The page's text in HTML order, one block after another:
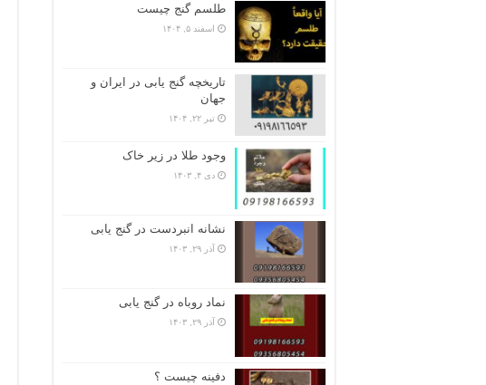
طلسم گنج چیست
اسفند ۵, ۱۴۰۴
تاریخچه گنج‌ یابی در ایران و
جهان
تیر ۲۲, ۱۴۰۴
وجود طلا در زیر خاک
دی ۴, ۱۴۰۳
نشانه انبردست در گنج یابی
آذر ۲۹, ۱۴۰۳
نماد روباه در گنج یابی
آذر ۲۹, ۱۴۰۳
دفینه چیست ؟